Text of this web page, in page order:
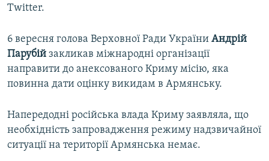
Twitter.
6 вересня голова Верховної Ради України Андрій
Парубій закликав міжнародні організації
направити до анексованого Криму місію, яка
повинна дати оцінку викидам в Армянську.
Напередодні російська влада Криму заявляла, що
необхідність запровадження режиму надзвичайної
ситуації на території Армянська немає.